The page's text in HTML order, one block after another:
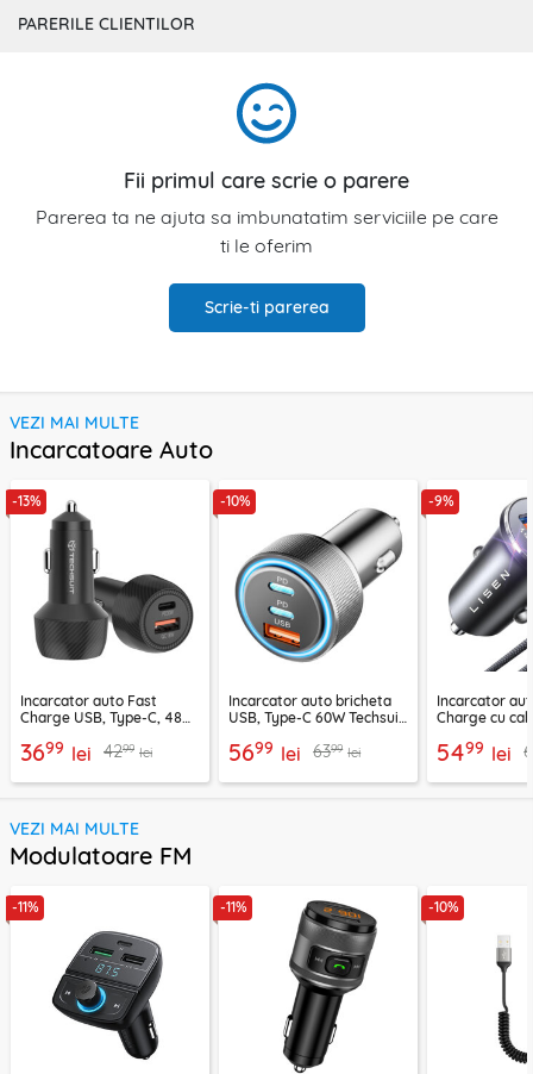
PARERILE CLIENTILOR
Fii primul care scrie o parere
Parerea ta ne ajuta sa imbunatatim serviciile pe care
ti le oferim
Scrie-ti parerea
VEZI MAI MULTE
Incarcatoare Auto
-13%
Incarcator auto Fast
Charge USB, Type-C, 48W
3699 lei 4299 lei
-10%
Incarcator auto bricheta
USB, Type-C 60W Techsuit
5699 lei 6399 lei
-9%
Incarcator
Charge cu
5499 lei
VEZI MAI MULTE
Modulatoare FM
-11% -11% -10%